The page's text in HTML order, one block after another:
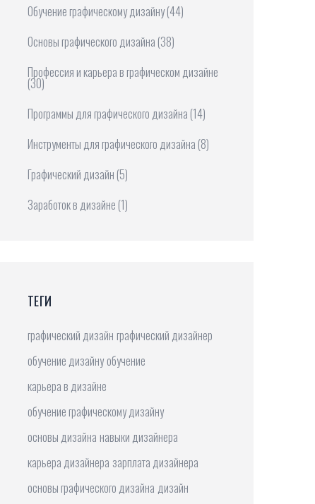
Обучение графическому дизайну(44)
Основы графического дизайна (38)
Профессия и карьера в графическом дизайне
(30)
Программы для графического дизайна (14)
Инструменты для графического дизайна (8)
Графический дизайн (5)
Заработок в дизайне (1)
ТЕГИ
графический дизайн графический дизайнер
обучение дизайну обучение
карьера в дизайне
обучение графическому дизайну
основы дизайна навыки дизайнера
карьера дизайнера зарплата дизайнера
основы графического дизайна дизайн